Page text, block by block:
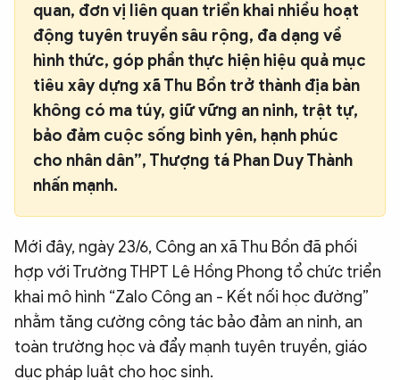
quan, đơn vị liên quan triển khai nhiều hoạt
động tuyên truyền sâu rộng, đa dạng về
hình thức, góp phần thực hiện hiệu quả mục
tiêu xây dựng xã Thu Bồn trở thành địa bàn
không có ma túy, giữ vững an ninh, trật tự,
bảo đảm cuộc sống bình yên, hạnh phúc
cho nhân dân”, Thượng tá Phan Duy Thành
nhấn mạnh.
Mới đây, ngày 23/6, Công an xã Thu Bồn đã phối
hợp với Trường THPT Lê Hồng Phong tổ chức triển
khai mô hình “Zalo Công an - Kết nối học đường”
nhằm tăng cường công tác bảo đảm an ninh, an
toàn trường học và đẩy mạnh tuyên truyền, giáo
dục pháp luật cho học sinh.